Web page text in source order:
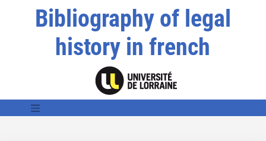
Bibliography of legal
history in french